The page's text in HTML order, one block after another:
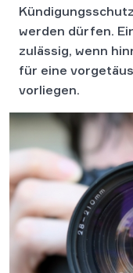
werden dürfen.
zulässig, wenn
für eine
vorliegen.